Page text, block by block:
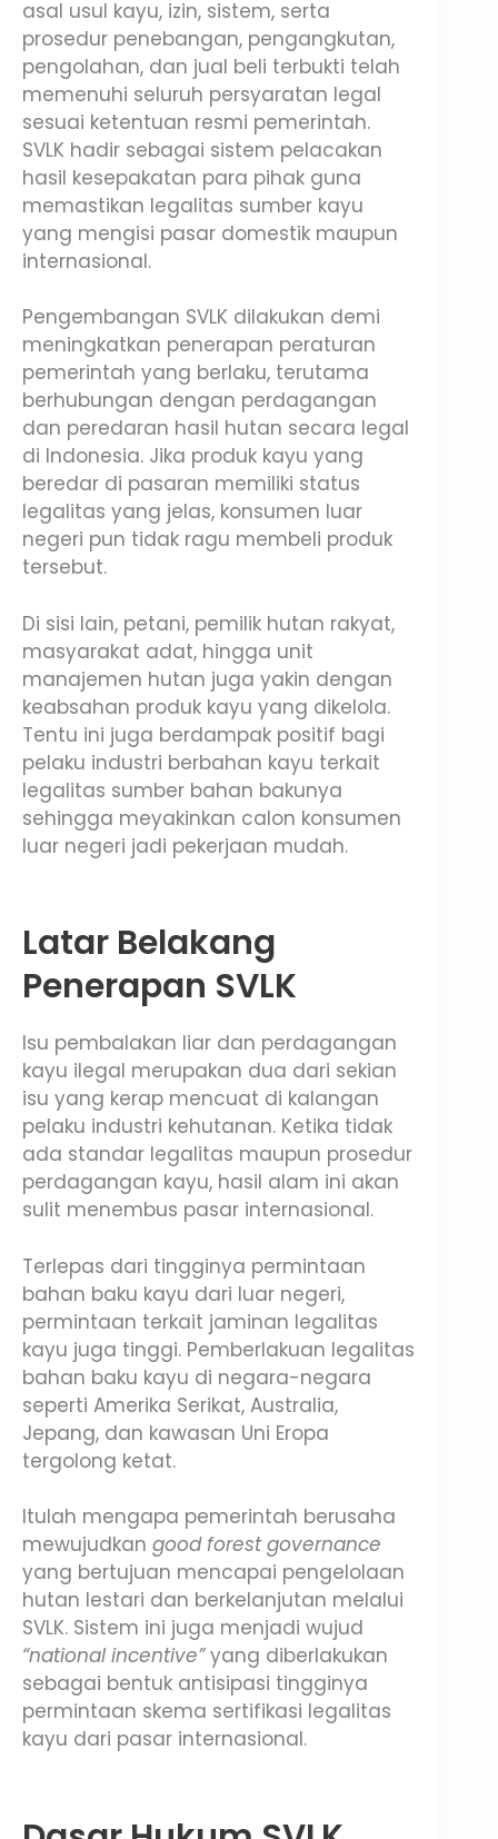
asal usul kayu, izin, sistem, serta
prosedur penebangan, pengangkutan,
pengolahan, dan jual beli terbukti telah
memenuhi seluruh persyaratan legal
sesuai ketentuan resmi pemerintah.
SVLK hadir sebagai sistem pelacakan
hasil kesepakatan para pihak guna
memastikan legalitas sumber kayu
yang mengisi pasar domestik maupun
internasional.
Pengembangan SVLK dilakukan demi
meningkatkan penerapan peraturan
pemerintah yang berlaku, terutama
berhubungan dengan perdagangan
dan peredaran hasil hutan secara legal
di Indonesia. Jika produk kayu yang
beredar di pasaran memiliki status
legalitas yang jelas, konsumen luar
negeri pun tidak ragu membeli produk
tersebut.
Di sisi lain, petani, pemilik hutan rakyat,
masyarakat adat, hingga unit
manajemen hutan juga yakin dengan
keabsahan produk kayu yang dikelola.
Tentu ini juga berdampak positif bagi
pelaku industri berbahan kayu terkait
legalitas sumber bahan bakunya
sehingga meyakinkan calon konsumen
luar negeri jadi pekerjaan mudah.
Latar Belakang
Penerapan SVLK
Isu pembalakan liar dan perdagangan
kayu ilegal merupakan dua dari sekian
isu yang kerap mencuat di kalangan
pelaku industri kehutanan. Ketika tidak
ada standar legalitas maupun prosedur
perdagangan kayu, hasil alam ini akan
sulit menembus pasar internasional.
Terlepas dari tingginya permintaan
bahan baku kayu dari luar negeri,
permintaan terkait jaminan legalitas
kayu juga tinggi. Pemberlakuan legalitas
bahan baku kayu di negara-negara
seperti Amerika Serikat, Australia,
Jepang, dan kawasan Uni Eropa
tergolong ketat.
Itulah mengapa pemerintah berusaha
mewujudkan good forest governance
yang bertujuan mencapai pengelolaan
hutan lestari dan berkelanjutan melalui
SVLK. Sistem ini juga menjadi wujud
“national incentive”yang diberlakukan
sebagai bentuk antisipasi tingginya
permintaan skema sertifikasi legalitas
kayu dari pasar internasional.